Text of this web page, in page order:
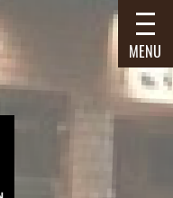
MENU